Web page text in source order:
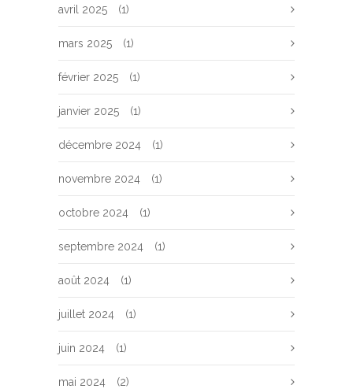
avril 2025 (1)
mars 2025 (1)
février 2025 (1)
janvier 2025 (1)
décembre 2024 (1)
novembre 2024 (1)
octobre 2024 (1)
septembre 2024 (1)
août 2024 (1)
juillet 2024 (1)
juin 2024 (1)
mai 2024 (2)